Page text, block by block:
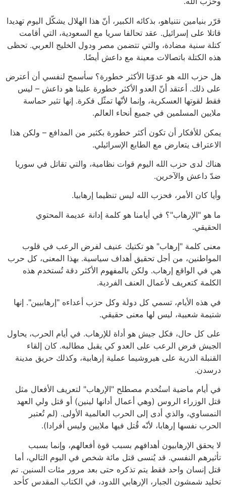
قرّر بنيامين نتنياهو، بذكائه الكبير، أنّ هذا الهلال يشكّل اليوم تهديدا
قاتلا على إسرائيل. عقد تحالفا سريا مع السعودية، التي أقامت
كتلة سنية مضادة، والتي تتضمن مصر ودول الخليج العربي. تحظى
هذه الكتلة باتصالات معينة مع داعش أيضًا.
هل حزب الله هو عدوّنا الأكثر خطورة؟ سأسمح لنفسي أن أعترض
على ذلك. أعتقد أنّ العدو الأكثر خطورة علينا هو داعش – ليس
فقط لقوتها العسكرية، وإنما لأنّها تمثّل فكرة. إنها تثير حماسة
ملايين المسلمين في جميع أنحاء العالم.
يمكن للأفكار أن تكون أكثر خطورة بكثير من المدافع – ولكن هذا
الاعتراف يتعارض مع الطابع الإسرائيلي.
هناك لدى حزب الله اليوم قوات نظامية، والتي تقاتل في سوريا
ضدّ داعش والآخرين.
وأيا كان الأمر، فحزب الله ليس تنظيما إرهابيا.
ما هو "الإرهاب"؟ في أيامنا هو كلمة إدانة عديمة المحتوي
الحقيقي.
معنى كلمة "إرهاب" هو تكتيك عنيف لفرض الرعب في قلوب
المواطنين، من أجل تحقيق أهداف سياسية. بهذا المعنى، كل حرب
هي في الواقع إرهاب. ولكن بالمفهوم الأكثر دقة تُستخدم هذه
الكلمة كتعريف لأعمال العنف الفردية.
في هذه الأيام، تسمي كل دولة وكل حزب أعداءه "إرهابيين". إنها
شتيمة شعبية، ليس لها معنى حقيقي.
على كل حال، فكل جيش هو أداة للإرهاب. في أيام الحرب، يحاول
الجيش فرض الرعب على العدو كي يقبل مطالبه. كان إلقاء
القنبلة الذرية على هيروشيما عملية إرهابية، وكذلك حريق مدينة
درسدن.
في أيام ماضية استُخدم مصطلح "الإرهاب" لتعريف الأفعال مثل
قتل الوزراء الروس (وهي أعمال أدانها لينين) أو قتل ولي العهد
النمساوي، والذي أدى إلى الحرب العالمية الأولى. (لم تُعتبر
الحرب نفسها إرهابا، لأنّه قُتل فيها ملايين وليس أفرادا).
لا يحقق الإرهابيون أهدافهم بسبب قوة أفعالهم، وإنما بسبب
تأثيرهم النفسي. قد يُنسى قتل مائة شخص في اليوم التالي، أما
قتل إنسان واحد فقط يتم تذكره حتى بعد مرور مئات السنين. تم
تخليد شمشون الجبار، الإرهابي اللدود، في الكتاب المقدس كأحد